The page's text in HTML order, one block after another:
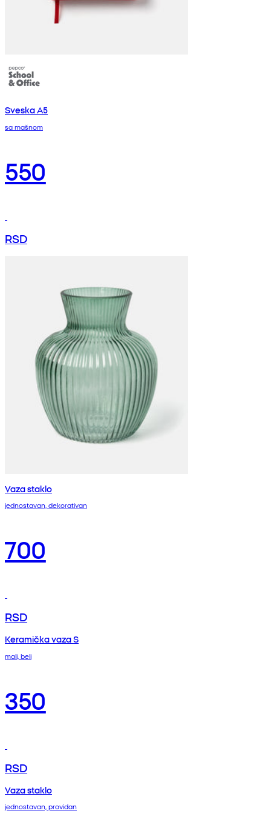
Sveska A5
sa mašnom
550
RSD
Vaza staklo
jednostavan, dekorativan
700
RSD
Keramička vaza S
mali, beli
350
RSD
Vaza staklo
jednostavan, providan